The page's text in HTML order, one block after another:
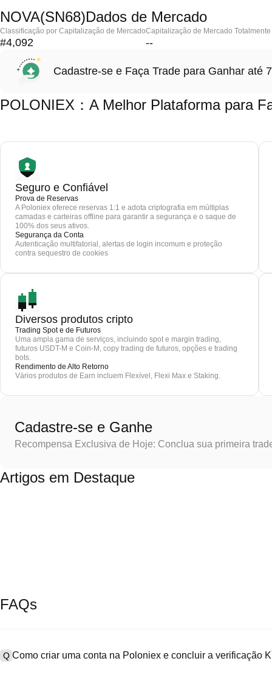
NOVA(SN68)Dados de Mercado
Classificação por Capitalização de Mercado
#4,092
Capitalização de Mercado
--
Cadastre-se e Faça Trade para Ganhar até
POLONIEX：A Melhor Plataforma para
Seguro e Confiável
Prova de Reservas
A Poloniex oferece reservas 1:1 e adota criptografia em múltiplas
camadas e carteiras offline para garantir a segurança e o saque de
100% dos seus ativos.
Segurança da Conta
Autenticação multifatorial, alertas de login incomum e proteção
contra sequestro de cookies
Diversos produtos cripto
Trading Spot e de Futuros
Uma ampla gama de serviços, incluindo spot e margin trading,
futuros USDT-M e Coin-M, copy trading de futuros, opções e trading
bots.
Rendimento de Alto Retorno
Vários produtos de Earn incluem Flexível, Flexi Max e Staking.
Cadastre-se e Ganhe
Recompensa Exclusiva de Hoje: Conclua sua primeira
Artigos em Destaque
FAQs
Q Como criar uma conta na Poloniex e concluir a verificação